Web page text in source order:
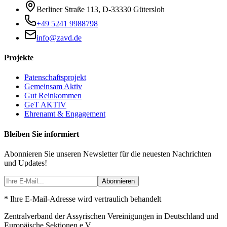
Berliner Straße 113, D-33330 Gütersloh
+49 5241 9988798
info@zavd.de
Projekte
Patenschaftsprojekt
Gemeinsam Aktiv
Gut Reinkommen
GeT AKTIV
Ehrenamt & Engagement
Bleiben Sie informiert
Abonnieren Sie unseren Newsletter für die neuesten Nachrichten
und Updates!
Abonnieren
* Ihre E-Mail-Adresse wird vertraulich behandelt
Zentralverband der Assyrischen Vereinigungen in Deutschland und
Europäische Sektionen e.V.